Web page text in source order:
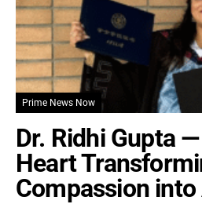
Prime News Now
Dr. Ridhi Gupta
Heart
Compassion